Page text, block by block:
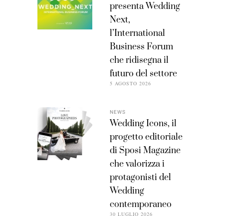
presenta Wedding
Next,
l’International
Business Forum
che ridisegna il
futuro del settore
5 AGOSTO 2026
NEWS
Wedding Icons, il
progetto editoriale
di Sposi Magazine
che valorizza i
protagonisti del
Wedding
contemporaneo
30 LUGLIO 2026